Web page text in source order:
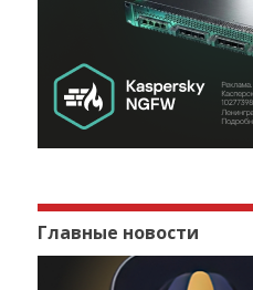
Главные новости